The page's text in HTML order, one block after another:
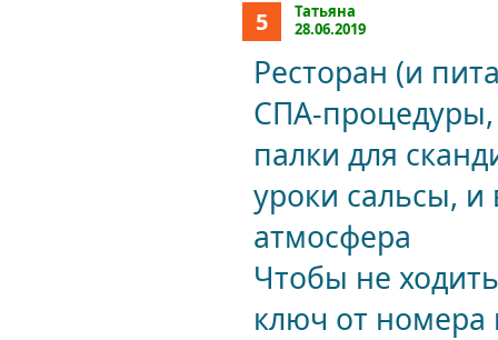
5
Татьяна
28.06.2019
Ресторан (и
СПА-процедуры,
палки для
уроки сальсы,
атмосфера
Чтобы не
ключ от номера